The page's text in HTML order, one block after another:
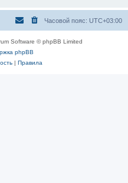
Часовой пояс: UTC+03:00
Software © phpBB Limited
phpBB
| Правила